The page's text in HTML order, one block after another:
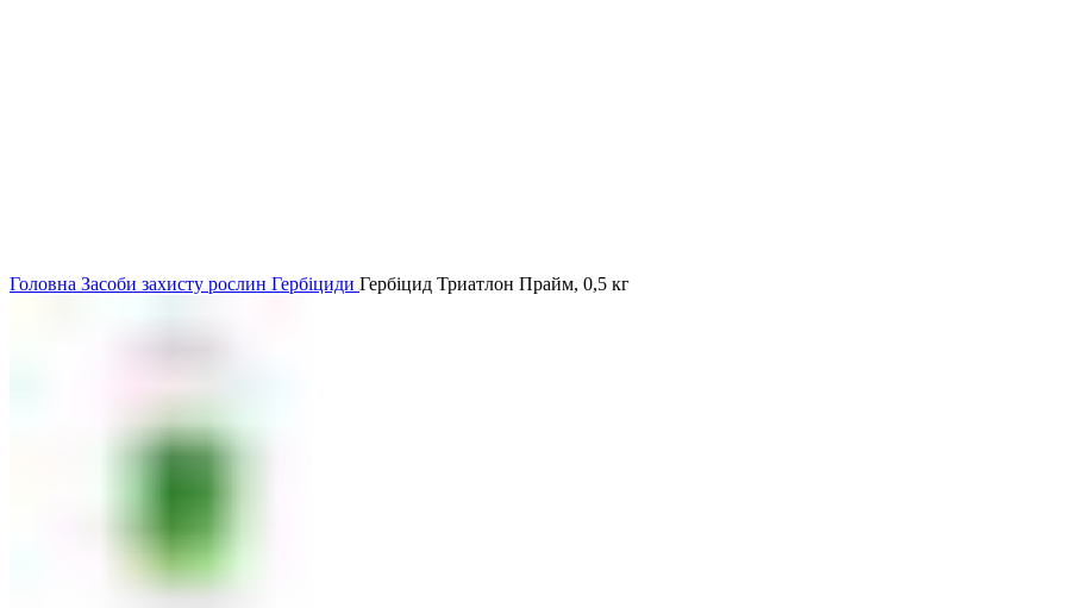
Головна Засоби захисту рослин Гербіциди Гербіцид Триатлон Прайм, 0,5 кг